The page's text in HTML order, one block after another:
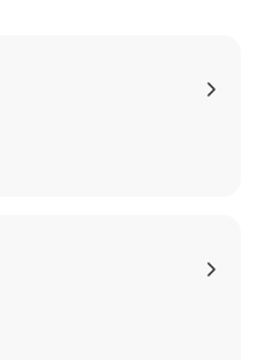
터가 맨 뒷 좌석에 자리잡고 있는
앉게 된다. 여행 도중 엘리가 소
놓치게 되고, 그런 와중 피터는
게 뉴욕에 도착하도록 도와주면
며 거래를 제안하지만 부잣집 딸
은 사람한테 전혀 관심이 없다면